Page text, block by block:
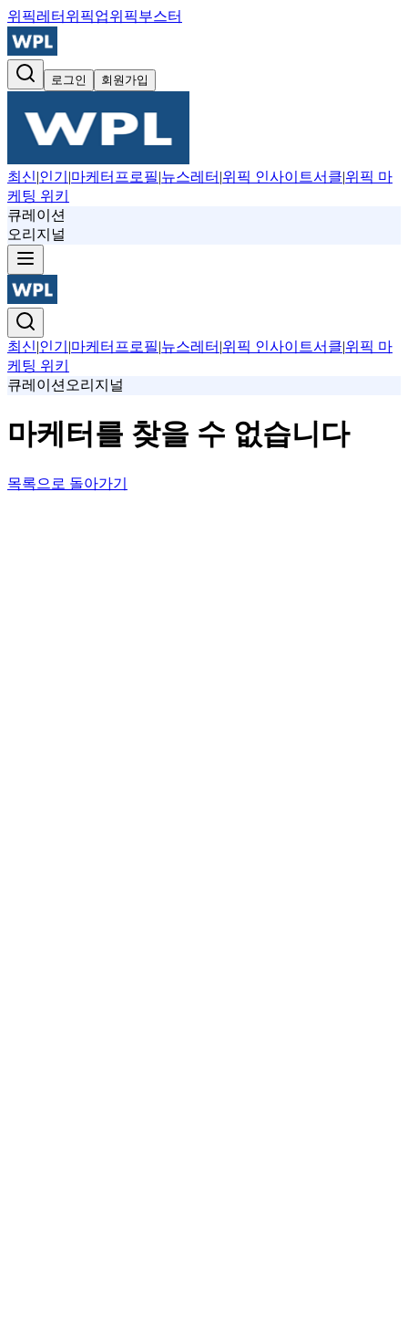
위픽레터 위픽업위픽부스터
로그인 회원가입
최신|인기 |마케터프로필|뉴스레터 |위픽 인사이트서클|위픽 마
케팅 위키
큐레이션
오리지널
최신|인기 |마케터프로필|뉴스레터 |위픽 인사이트서클|위픽 마
케팅 위키
큐레이션 오리지널
마케터를 찾을 수 없습니다
목록으로 돌아가기